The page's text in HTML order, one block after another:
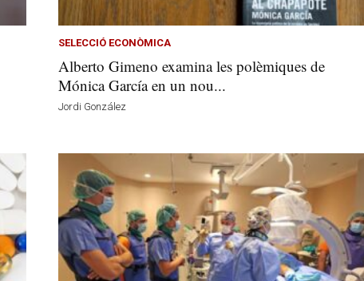
SELECCIÓ ECONÒMICA
Alberto Gimeno examina les polèmiques de
Mónica García en un nou...
Jordi González